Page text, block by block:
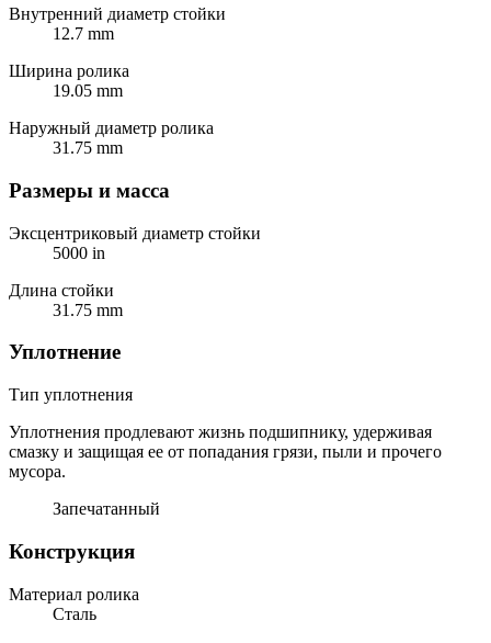
Внутренний диаметр стойки
12.7 mm
Ширина ролика
19.05 mm
Наружный диаметр ролика
31.75 mm
Размеры и масса
Эксцентриковый диаметр стойки
5000 in
Длина стойки
31.75 mm
Уплотнение
Тип уплотнения
Уплотнения продлевают жизнь подшипнику, удерживая
смазку и защищая ее от попадания грязи, пыли и прочего
мусора.
Запечатанный
Конструкция
Материал ролика
Сталь